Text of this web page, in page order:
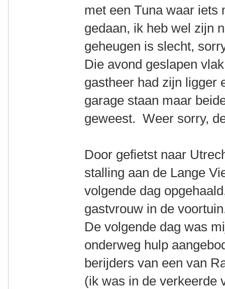
met een Tuna waar iets
gedaan, ik heb wel zijn
geheugen is slecht,
Die avond geslapen
gastheer had zijn ligger
garage staan maar
geweest. Weer sorry,
Door gefietst naar
stalling aan de Lange
volgende dag
gastvrouw in de
De volgende dag was
onderweg hulp
berijders van een van
(ik was in de verkeerde